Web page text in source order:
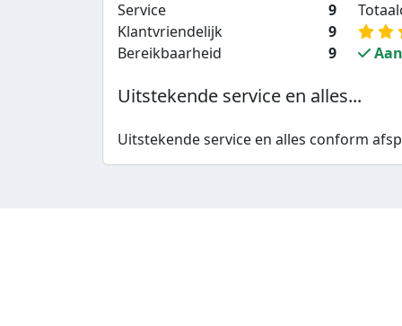
Service
9
Klantvriendelijk
9
Bereikbaarheid
9
Uitstekende service en alles...
Uitstekende service en alles conform